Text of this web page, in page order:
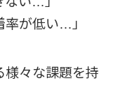
率が低い…」
様々な課題を持